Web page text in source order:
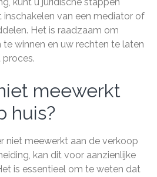
inschakelen van een mediator of
Het is raadzaam om
winnen en uw rechten te laten
meewerkt
huis?
niet meewerkt aan de verkoop
kan dit voor aanzienlijke
is essentieel om te weten dat